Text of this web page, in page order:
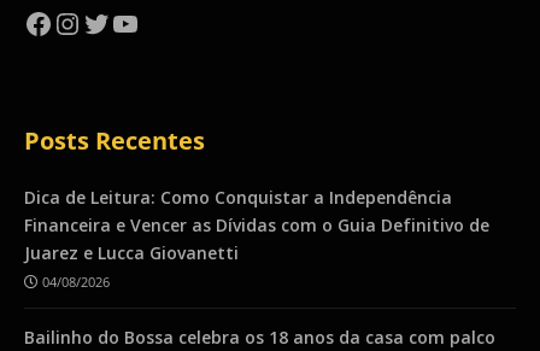
Facebook
Instagram
Twitter
YouTube
Posts Recentes
Dica de Leitura: Como Conquistar a Independência
Financeira e Vencer as Dívidas com o Guia Definitivo de
Juarez e Lucca Giovanetti
04/08/2026
Bailinho do Bossa celebra os 18 anos da casa com palco